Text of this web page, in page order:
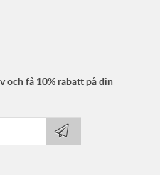
och få 10% rabatt på din